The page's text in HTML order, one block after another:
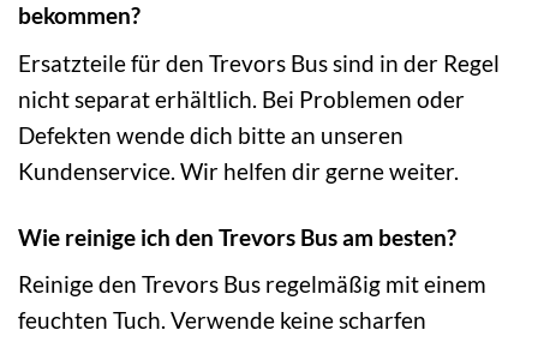
bekommen?
Ersatzteile für den Trevors Bus sind in der Regel
nicht separat erhältlich. Bei Problemen oder
Defekten wende dich bitte an unseren
Kundenservice. Wir helfen dir gerne weiter.
Wie reinige ich den Trevors Bus am besten?
Reinige den Trevors Bus regelmäßig mit einem
feuchten Tuch. Verwende keine scharfen